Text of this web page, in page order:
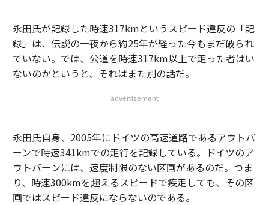
永田氏が記録した時速317kmというスピード違反の「記
録」は、伝説の一夜から約25年が経った今もまだ破られ
ていない。では、公道を時速317km以上で走った者はい
ないのかというと、それはまた別の話だ。
advertisement
永田氏自身、2005年にドイツの高速道路であるアウトバ
ーンで時速341kmでの走行を記録している。ドイツのア
ウトバーンには、速度制限のない区画があるのだ。つま
り、時速300kmを超えるスピードで疾走しても、その区
画ではスピード違反にならないのである。